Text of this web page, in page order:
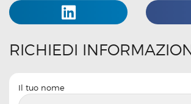
RICHIEDI
Il tuo nome